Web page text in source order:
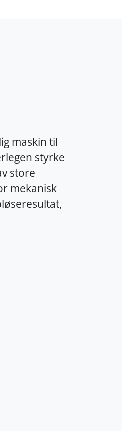
maskin til
styrke
store
mekanisk